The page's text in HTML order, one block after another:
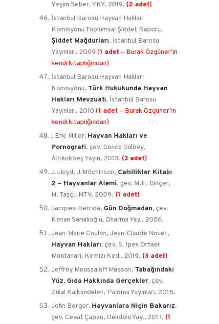
Yeşim Seber, YKY, 2019. (2 adet)
İstanbul Barosu Hayvan Hakları
Komisyonu Toplumsal Şiddet Raporu,
Şiddet Mağdurları, İstanbul Barosu
Yayınları, 2009 (1 adet – Burak Özgüner’in
kendi kitaplığından)
İstanbul Barosu Hayvan Hakları
Komisyonu, Türk Hukukunda Hayvan
Hakları Mevzuatı, İstanbul Barosu
Yayınları, 2010 (1 adet – Burak Özgüner’in
kendi kitaplığından)
j.Eric Miller, Hayvan Hakları ve
Pornografi, çev. Gonca Gülbey,
Altıkırkbeş Yayın, 2013. (3 adet)
J.Lloyd, J.Mitchinson, Cahillikler Kitabı
2 – Hayvanlar Alemi, çev. M.E. Dinçer,
N. Taşçı, NTV, 2009. (1 adet)
Jacques Derrida, Gün Doğmadan, çev.
Kenan Sarıalioğlu, Dharma Yay., 2006.
Jean-Marie Coulon, Jean-Claude Nouët,
Hayvan Hakları, çev. S. İpek Ortaer
Montanari, Kırmızı Kedi, 2019. (3 adet)
Jeffrey Moussaieff Masson, Tabağındaki
Yüz, Gıda Hakkında Gerçekler, çev.
Zülal Kalkandelen, Paloma Yayınları, 2015.
John Berger, Hayvanlara Niçin Bakarız,
çev. Cevat Çapan, Delidolu Yay., 2017. (1